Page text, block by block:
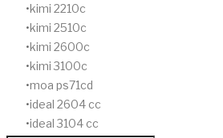
kimi 2210c
kimi 2510c
kimi 2600c
kimi 3100c
moa ps71cd
ideal 2604 cc
ideal 3104 cc